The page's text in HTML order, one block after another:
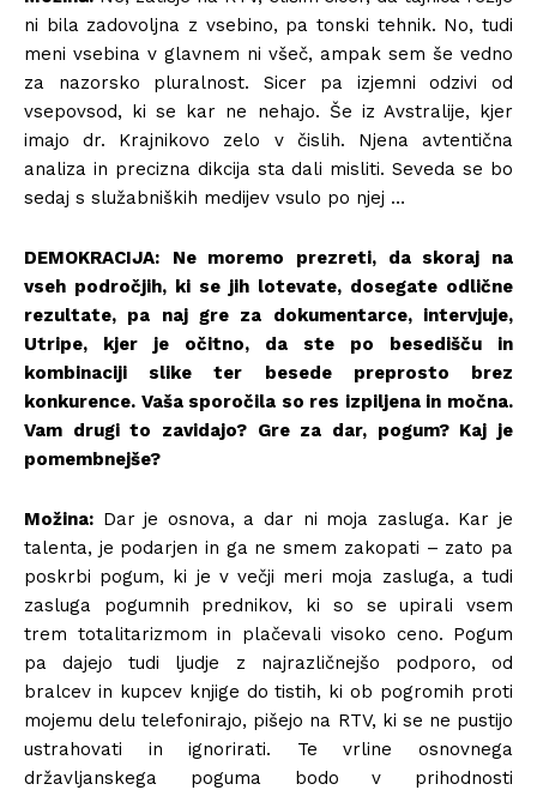
ni bila zadovoljna z vsebino, pa tonski tehnik. No, tudi
meni vsebina v glavnem ni všeč, ampak sem še vedno
za nazorsko pluralnost. Sicer pa izjemni odzivi od
vsepovsod, ki se kar ne nehajo. Še iz Avstralije, kjer
imajo dr. Krajnikovo zelo v čislih. Njena avtentična
analiza in precizna dikcija sta dali misliti. Seveda se bo
sedaj s služabniških medijev vsulo po njej …
DEMOKRACIJA:
Ne moremo prezreti, da skoraj na
vseh področjih, ki se jih lotevate, dosegate odlične
rezultate, pa naj gre za dokumentarce, intervjuje,
Utripe, kjer je očitno, da ste po besedišču in
kombinaciji slike ter besede preprosto brez
konkurence. Vaša sporočila so res izpiljena in močna.
Vam drugi to zavidajo? Gre za dar, pogum? Kaj je
pomembnejše?
Možina: Dar je osnova, a dar ni moja zasluga. Kar je
talenta, je podarjen in ga ne smem zakopati – zato pa
poskrbi pogum, ki je v večji meri moja zasluga, a tudi
zasluga pogumnih prednikov, ki so se upirali vsem
trem totalitarizmom in plačevali visoko ceno. Pogum
pa dajejo tudi ljudje z najrazličnejšo podporo, od
bralcev in kupcev knjige do tistih, ki ob pogromih proti
mojemu delu telefonirajo, pišejo na RTV, ki se ne pustijo
ustrahovati in ignorirati. Te vrline osnovnega
državljanskega poguma bodo v prihodnosti